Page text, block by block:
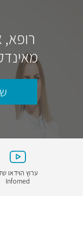
ערוץ הוידאו
Infomed